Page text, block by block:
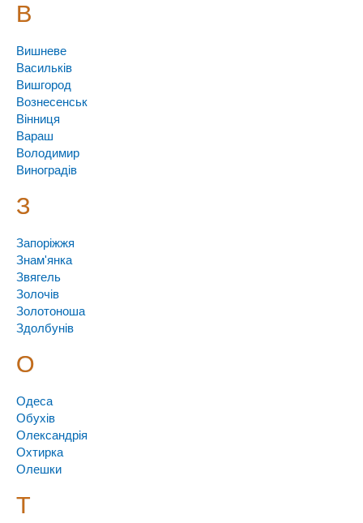
В
Вишневе
Васильків
Вишгород
Вознесенськ
Вінниця
Вараш
Володимир
Виноградів
З
Запоріжжя
Знам'янка
Звягель
Золочів
Золотоноша
Здолбунів
О
Одеса
Обухів
Олександрія
Охтирка
Олешки
Т